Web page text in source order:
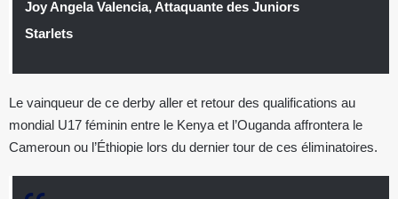
Joy Angela Valencia, Attaquante des Juniors
Starlets
Le vainqueur de ce derby aller et retour des qualifications au
mondial U17 féminin entre le Kenya et l’Ouganda affrontera le
Cameroun ou l’Éthiopie lors du dernier tour de ces éliminatoires.